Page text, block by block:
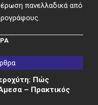
πανελλαδικά από
Πώς
– Πρακτικός